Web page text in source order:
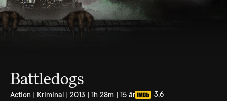
Battledogs
Action | Kriminal | 2013 | 1h 28m | 15 år 3.6